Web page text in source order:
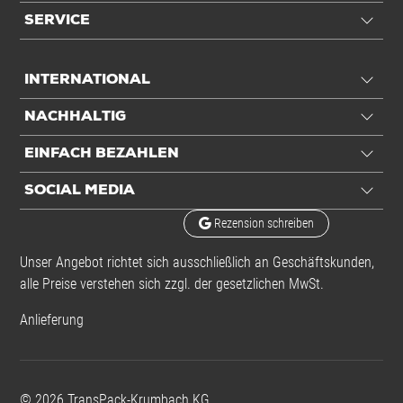
SERVICE
INTERNATIONAL
NACHHALTIG
EINFACH BEZAHLEN
SOCIAL MEDIA
Rezension schreiben
Unser Angebot richtet sich ausschließlich an Geschäftskunden,
alle Preise verstehen sich zzgl. der gesetzlichen MwSt.
Anlieferung